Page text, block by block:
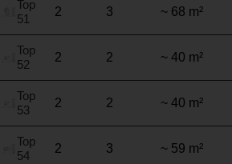
Top
51
2 3 ~ 68 m²
Top
52
2 2 ~ 40 m²
Top
53
2 2 ~ 40 m²
Top
54
2 3 ~ 59 m²